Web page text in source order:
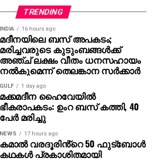
സന്ദര്‍ശിച്ചിട്ടില്ല എങ്കിലും
നേപ്പാളിന്
തോന്നിയെന്നും താരം
ഹിറ്റ് ചിത്രങ്ങളായ
എന്നിവ ഇന്ത്യന്‍ സിനിമയുടെ പുതിയ
എന്നാല്‍ RRR അതിനെ മറികടന്ന്
സിനിമയുടെ മാനം
മാറി. ജെയിംസ് കാമറൂണ്‍,
ക്രിസ് ഹെംസ്വര്‍ത്ത്
പ്രതിഭകളും ചിത്രത്തെ
TRENDING
INDIA 16 hours ago
മദീനയിലെ ബസ് അപകടം;
മരിച്ചവരുടെ കുടുംബങ്ങള്‍ക്ക്
അഞ്ച് ലക്ഷം വീതം ധനസഹായം
നല്‍കുമെന്ന് തെലങ്കാന സര്‍ക്കാര്‍
GULF 1 day ago
മക്കമദീന ഹൈവേയില്‍
ഭീകരാപകടം: ഉംറ ബസ് കത്തി, 40
പേര്‍ മരിച്ചു
NEWS 17 hours ago
കമാൽ വരദൂരിൻ്റെ 50 ഫുട്ബോൾ
കഥകൾ പ്രകാശിതമായി